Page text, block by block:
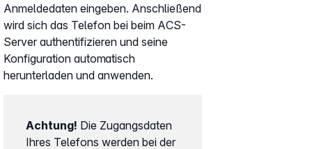
Anmeldedaten eingeben. Anschließend
wird sich das Telefon bei beim ACS-
Server authentifizieren und seine
Konfiguration automatisch
herunterladen und anwenden.
Achtung! Die Zugangsdaten
Ihres Telefons werden bei der